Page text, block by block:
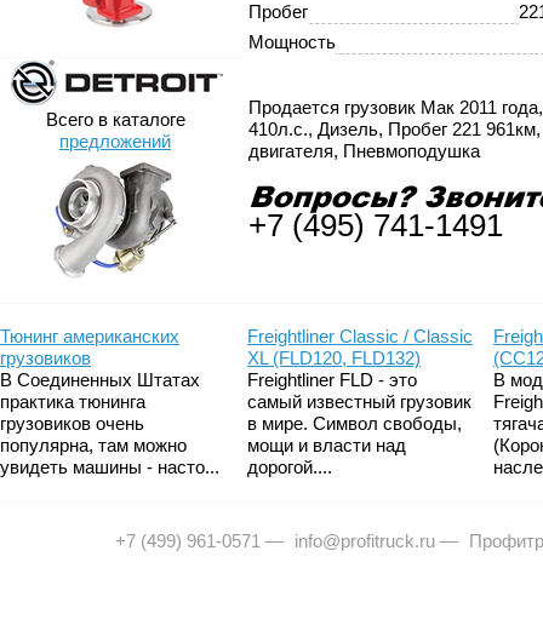
Всего в каталоге
предложений
Пробег
Мощность
Продается грузовик Мак 2011
410л.с., Дизель, Пробег 221
двигателя, Пневмоподушка
+7 (495) 741-1491
Тюнинг американских
грузовиков
В Соединенных Штатах
практика тюнинга
грузовиков очень
популярна, там можно
увидеть машины - насто...
Freightliner Classic / Classic
XL (FLD120, FLD132)
Freightliner FLD - это
самый известный грузовик
в мире. Символ свободы,
мощи и власти над
дорогой....
В
+7 (499) 961-0571 — info@profitruck.ru —